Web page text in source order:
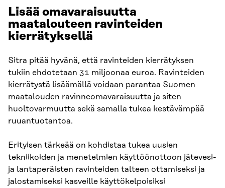
Lisää omavaraisuutta
maatalouteen ravinteiden
kierrätyksellä
Sitra pitää hyvänä, että ravinteiden kierrätyksen
tukiin ehdotetaan 31 miljoonaa euroa. Ravinteiden
kierrätystä lisäämällä voidaan parantaa Suomen
maatalouden ravinneomavaraisuutta ja siten
huoltovarmuutta sekä samalla tukea kestävämpää
ruuantuotantoa.
Erityisen tärkeää on kohdistaa tukea uusien
tekniikoiden ja menetelmien käyttöönottoon jätevesi-
ja lantaperäisten ravinteiden talteen ottamiseksi ja
jalostamiseksi kasveille käyttökelpoisiksi